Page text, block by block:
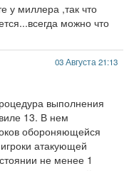
у миллера ,так что
можно что
03 Августа 21:13
выполнения
13. В нем
обороняющейся
атакующей
не менее 1